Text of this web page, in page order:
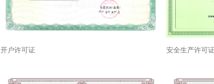
开户许可证 安全生产许可